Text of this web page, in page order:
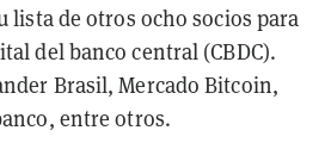
lista de otros ocho socios para
del banco central (CBDC).
Brasil, Mercado Bitcoin,
entre otros.